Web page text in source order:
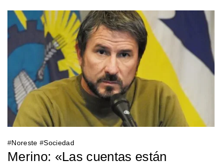
#Noreste #Sociedad
Merino: «Las cuentas están